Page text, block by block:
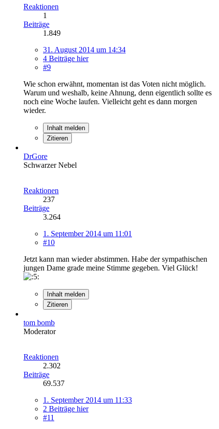
Reaktionen
1
Beiträge
1.849
31. August 2014 um 14:34
4 Beiträge hier
#9
Wie schon erwähnt, momentan ist das Voten nicht möglich.
Warum und weshalb, keine Ahnung, denn eigentlich sollte es
noch eine Woche laufen. Vielleicht geht es dann morgen
wieder.
Inhalt melden
Zitieren
DrGore
Schwarzer Nebel
Reaktionen
237
Beiträge
3.264
1. September 2014 um 11:01
#10
Jetzt kann man wieder abstimmen. Habe der sympathischen
jungen Dame grade meine Stimme gegeben. Viel Glück!
Inhalt melden
Zitieren
tom bomb
Moderator
Reaktionen
2.302
Beiträge
69.537
1. September 2014 um 11:33
2 Beiträge hier
#11